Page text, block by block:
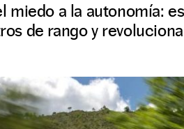
miedo a la autonomía:
de rango y